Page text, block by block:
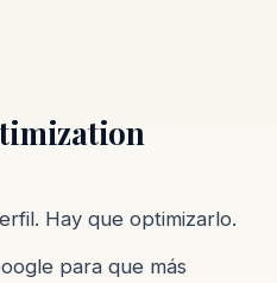
Hay que optimizarlo.
para que más